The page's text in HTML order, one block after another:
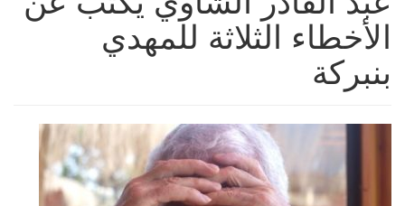
الأخطاء الثلاثة للمهدي
بنبركة